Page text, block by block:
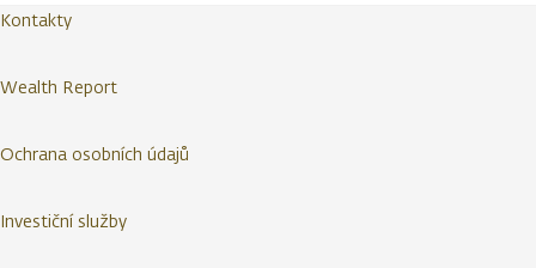
Kontakty
Wealth Report
Ochrana osobních údajů
Investiční služby